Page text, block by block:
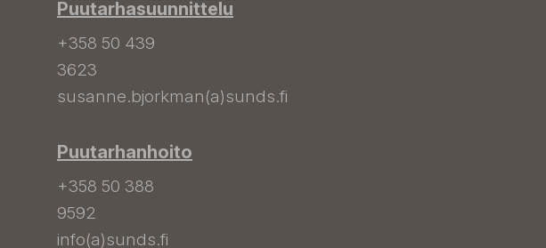
Puutarhasuunnittelu
+358 50 439
3623
susanne.bjorkman(a)sunds.fi
Puutarhanhoito
+358 50 388
9592
info(a)sunds.fi